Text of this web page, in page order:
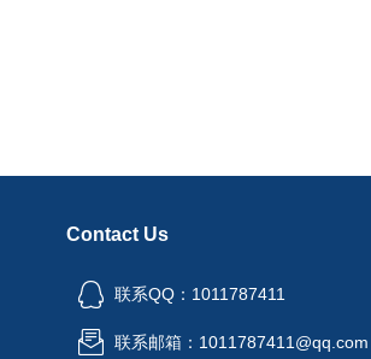
Contact Us
联系QQ：1011787411
联系邮箱：1011787411@qq.com